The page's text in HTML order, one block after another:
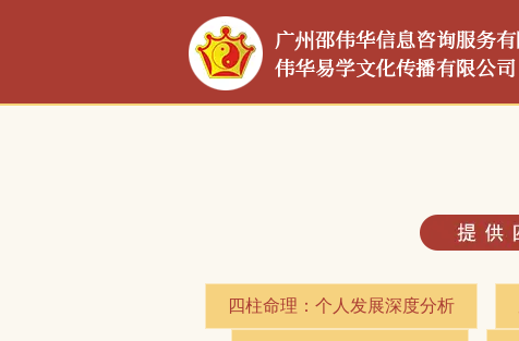
四柱命理：个人发展深度分析​